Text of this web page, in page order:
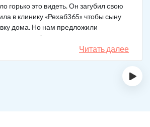
горько это видеть. Он загубил свою
в клинику «Рехаб365» чтобы сыну
дома. Но нам предложили
чтобы уж наверняка помогло.
Вот уже 4 месяца как сын не пьет. На
дома помогает, девушку завел.
Читать далее
›